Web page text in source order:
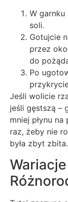
W garnku
soli.
Gotujcie
przez
do
Po
Jeśli wolicie
jeśli gęstszą –
mniej płynu
raz, żeby nie
była zbyt zbita.